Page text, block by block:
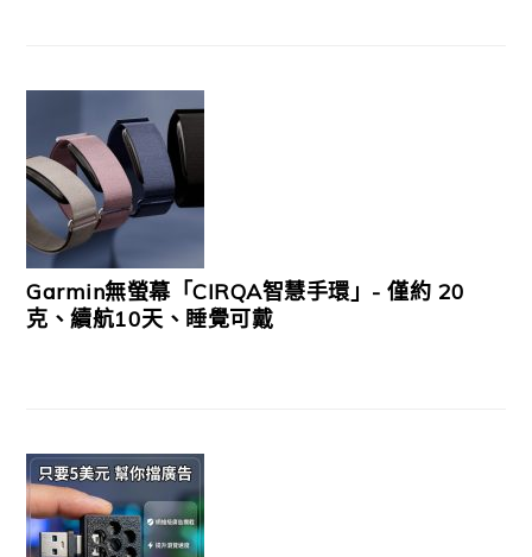
Garmin無螢幕「CIRQA智慧手環」- 僅約 20
克、續航10天、睡覺可戴